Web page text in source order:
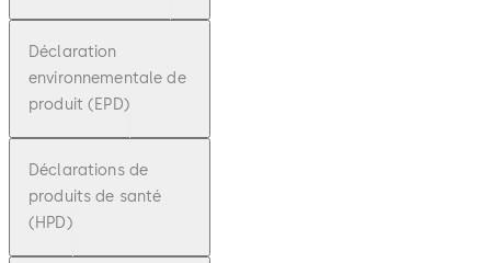
Déclaration
environnementale de
produit (EPD)
Déclarations de
produits de santé
(HPD)